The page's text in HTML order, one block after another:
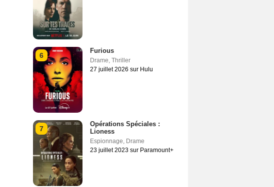
6
Furious
Drame, Thriller
27 juillet 2026 sur Hulu
7
Opérations Spéciales :
Lioness
Espionnage, Drame
23 juillet 2023 sur Paramount+